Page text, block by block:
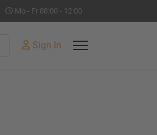
Mo - Fr 08:00 - 12:00
Sign In